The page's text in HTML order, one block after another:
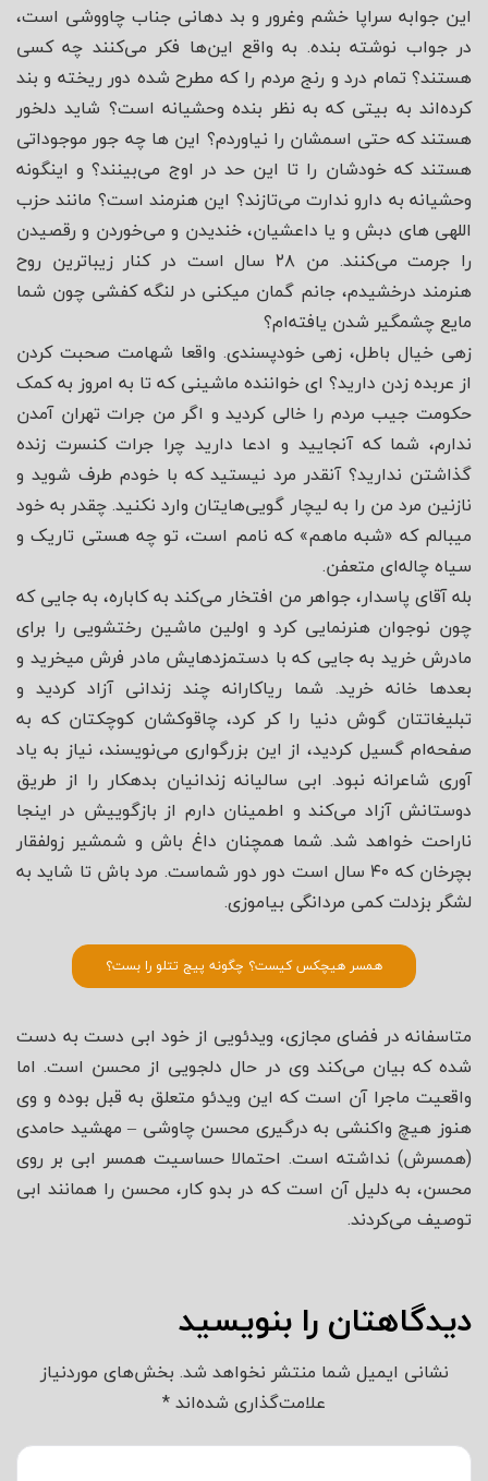
این جوابه سراپا خشم وغرور و بد دهانی جناب چاووشی است،
در جواب نوشته بنده. به واقع این‌ها فکر می‌کنند چه کسی
هستند؟ تمام درد و رنج مردم را که مطرح شده دور ریخته و بند
کرده‌اند به بیتی که به نظر بنده وحشیانه است؟ شاید دلخور
هستند که حتی اسمشان را نیاوردم؟ این ها چه جور موجوداتی
هستند که خودشان را تا این حد در اوج می‌بینند؟ و اینگونه
وحشیانه به دارو ندارت می‌تازند؟ این هنرمند است؟ مانند حزب
اللهی های دبش و یا داعشیان، خندیدن و می‌خوردن و رقصیدن
را جرمت می‌کنند. من ۲۸ سال است در کنار زیباترین روح
هنرمند درخشیدم، جانم گمان میکنی در لنگه کفشی چون شما
مایع چشمگیر شدن یافته‌ام؟
زهی خیال باطل، زهی خودپسندی. واقعا شهامت صحبت کردن
از عربده زدن دارید؟ ای خواننده ماشینی که تا به امروز به کمک
حکومت جیب مردم را خالی کردید و اگر من جرات تهران آمدن
ندارم، شما که آنجایید و ادعا دارید چرا جرات کنسرت زنده
گذاشتن ندارید؟ آنقدر مرد نیستید که با خودم طرف شوید و
نازنین مرد من را به لیچار گویی‌هایتان وارد نکنید. چقدر به خود
میبالم که «شبه ماهم» که نامم است، تو چه هستی تاریک و
سیاه چاله‌ای متعفن.
بله آقای پاسدار، جواهر من افتخار می‌کند به کاباره، به جایی که
چون نوجوان هنرنمایی کرد و اولین ماشین رختشویی را برای
مادرش خرید به جایی که با دستمزدهایش مادر فرش میخرید و
بعدها خانه خرید. شما ریاکارانه چند زندانی آزاد کردید و
تبلیغاتتان گوش دنیا را کر کرد، چاقوکشان کوچکتان که به
صفحه‌ام گسیل کردید، از این بزرگواری می‌نویسند، نیاز به یاد
آوری شاعرانه نبود. ابی سالیانه زندانیان بدهکار را از طریق
دوستانش آزاد می‌کند و اطمینان دارم از بازگوییش در اینجا
ناراحت خواهد شد. شما همچنان داغ باش و شمشیر زولفقار
بچرخان که ۴۰ سال است دور دور شماست. مرد باش تا شاید به
لشگر بزدلت کمی مردانگی بیاموزی.
همسر هیچکس کیست؟ چگونه پیج تتلو را بست؟
متاسفانه در فضای مجازی، ویدئویی از خود ابی دست به دست
شده که بیان می‌کند وی در حال دلجویی از محسن است. اما
واقعیت ماجرا آن است که این ویدئو متعلق به قبل بوده و وی
هنوز هیچ واکنشی به درگیری محسن چاوشی – مهشید حامدی
(همسرش) نداشته است. احتمالا حساسیت همسر ابی بر روی
محسن، به دلیل آن است که در بدو کار، محسن را همانند ابی
توصیف می‌کردند.
دیدگاهتان را بنویسید
نشانی ایمیل شما منتشر نخواهد شد. بخش‌های موردنیاز
علامت‌گذاری شده‌اند*